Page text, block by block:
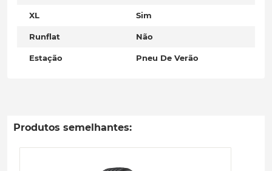
XL Sim
Runflat Não
Estação Pneu De Verão
Produtos semelhantes: